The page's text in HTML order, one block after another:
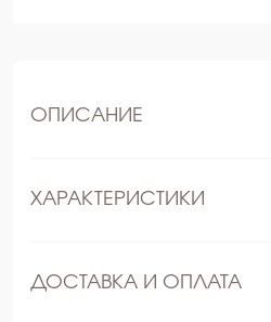
ОПИСАНИЕ
ХАРАКТЕРИСТИКИ
ДОСТАВКА И ОПЛАТА